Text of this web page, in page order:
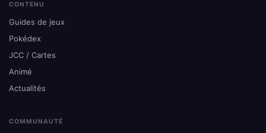
CONTENU
Guides de jeux
Pokédex
JCC / Cartes
Animé
Actualités
COMMUNAUTÉ